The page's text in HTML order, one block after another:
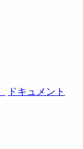
ドキュメント